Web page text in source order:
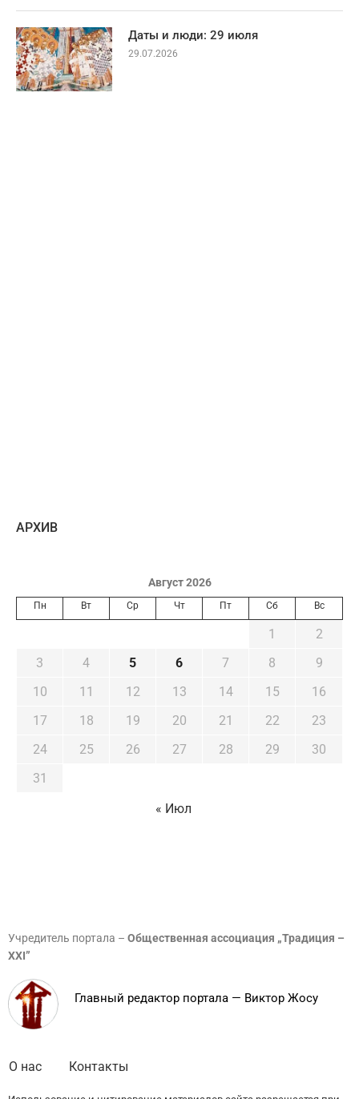
Даты и люди: 29 июля
29.07.2026
AРХИВ
Август 2026
Пн Вт Ср Чт Пт Сб Вс
1
2
3
4 5 6 7 8
9
10
11 12 13 14 15
16
17
18 19 20 21 22
23
24
25 26 27 28 29
30
31
« Июл
Учредитель портала – Общественная ассоциация „Традиция –
XXI”
Главный редактор портала — Виктор Жосу
О нас Контакты